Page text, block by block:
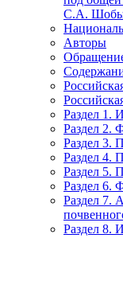
С.А.
Авторы
Раздел 1.
Раздел 2.
Раздел 3.
Раздел 4.
Раздел 5.
Раздел 6.
Раздел 7.
Раздел 8.